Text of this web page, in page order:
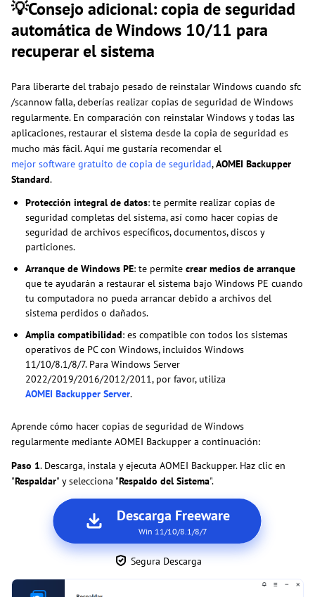
💡Consejo adicional: copia de seguridad
automática de Windows 10/11 para
recuperar el sistema
Para liberarte del trabajo pesado de reinstalar Windows cuando sfc
/scannow falla, deberías realizar copias de seguridad de Windows
regularmente. En comparación con reinstalar Windows y todas las
aplicaciones, restaurar el sistema desde la copia de seguridad es
mucho más fácil. Aquí me gustaría recomendar el
mejor software gratuito de copia de seguridad,AOMEI Backupper
Standard.
Protección integral de datos: te permite realizar copias de
seguridad completas del sistema, así como hacer copias de
seguridad de archivos específicos, documentos, discos y
particiones.
Arranque de Windows PE: te permite crear medios de arranque
que te ayudarán a restaurar el sistema bajo Windows PE cuando
tu computadora no pueda arrancar debido a archivos del
sistema perdidos o dañados.
Amplia compatibilidad: es compatible con todos los sistemas
operativos de PC con Windows, incluidos Windows
11/10/8.1/8/7. Para Windows Server
2022/2019/2016/2012/2011, por favor, utiliza
AOMEI Backupper Server.
Aprende cómo hacer copias de seguridad de Windows
regularmente mediante AOMEI Backupper a continuación:
Paso 1. Descarga, instala y ejecuta AOMEI Backupper. Haz clic en
"Respaldar" y selecciona "Respaldo del Sistema".
Descarga Freeware
Win 11/10/8.1/8/7
Segura Descarga